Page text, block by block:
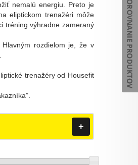
nemalú energiu. Preto je
eliptickom trenažéri môže
tréning výhradne zameraný
. Hlavným rozdielom je, že v
trenažéry od Housefit
+